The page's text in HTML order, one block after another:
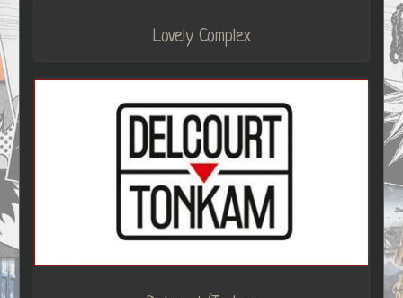
Lovely Complex